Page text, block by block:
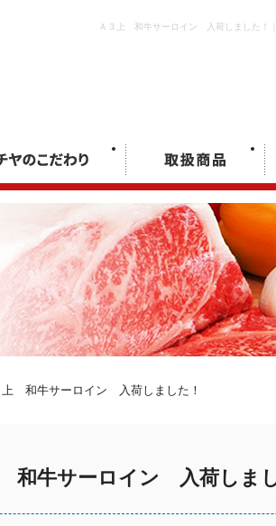
Ａ３上 和牛サーロイン 入荷しました！｜お
和牛サーロイン 入荷しました！
牛サーロイン 入荷しまし